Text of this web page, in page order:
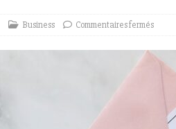
Business Commentaires fermés